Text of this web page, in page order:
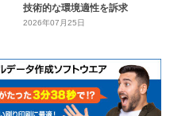
技術的な環境適性を訴求
2026年07月25日